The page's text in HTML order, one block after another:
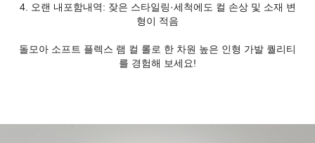
4. 오랜 내포함내역: 잦은 스타일링·세척에도 컬 손상 및 소재 변
형이 적음
돌모아 소프트 플렉스 램 컬 롤로 한 차원 높은 인형 가발 퀄리티
를 경험해 보세요!